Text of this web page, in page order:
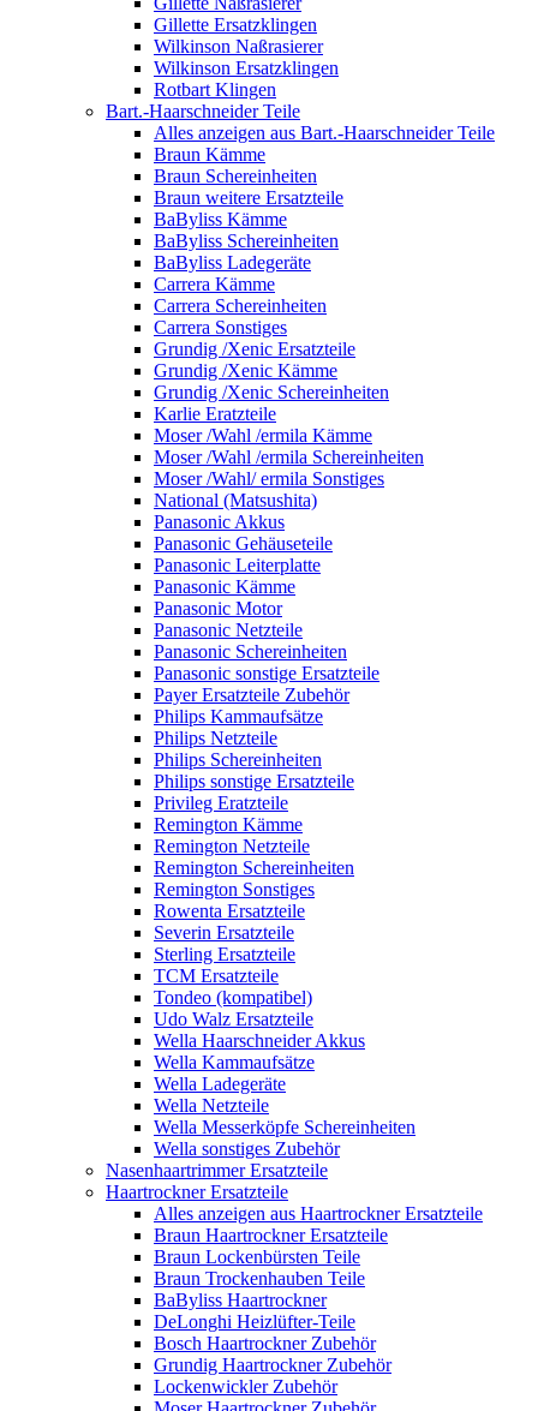
Gillette Ersatzklingen
Wilkinson Naßrasierer
Wilkinson Ersatzklingen
Rotbart Klingen
Bart.-Haarschneider Teile
Alles anzeigen aus Bart.-Haarschneider Teile
Braun Kämme
Braun Schereinheiten
Braun weitere Ersatzteile
BaByliss Kämme
BaByliss Schereinheiten
BaByliss Ladegeräte
Carrera Kämme
Carrera Schereinheiten
Carrera Sonstiges
Grundig /Xenic Ersatzteile
Grundig /Xenic Kämme
Grundig /Xenic Schereinheiten
Karlie Eratzteile
Moser /Wahl /ermila Kämme
Moser /Wahl /ermila Schereinheiten
Moser /Wahl/ ermila Sonstiges
National (Matsushita)
Panasonic Akkus
Panasonic Gehäuseteile
Panasonic Leiterplatte
Panasonic Kämme
Panasonic Motor
Panasonic Netzteile
Panasonic Schereinheiten
Panasonic sonstige Ersatzteile
Payer Ersatzteile Zubehör
Philips Kammaufsätze
Philips Netzteile
Philips Schereinheiten
Philips sonstige Ersatzteile
Privileg Eratzteile
Remington Kämme
Remington Netzteile
Remington Schereinheiten
Remington Sonstiges
Rowenta Ersatzteile
Severin Ersatzteile
Sterling Ersatzteile
TCM Ersatzteile
Tondeo (kompatibel)
Udo Walz Ersatzteile
Wella Haarschneider Akkus
Wella Kammaufsätze
Wella Ladegeräte
Wella Netzteile
Wella Messerköpfe Schereinheiten
Wella sonstiges Zubehör
Nasenhaartrimmer Ersatzteile
Haartrockner Ersatzteile
Alles anzeigen aus Haartrockner Ersatzteile
Braun Haartrockner Ersatzteile
Braun Lockenbürsten Teile
Braun Trockenhauben Teile
BaByliss Haartrockner
DeLonghi Heizlüfter-Teile
Bosch Haartrockner Zubehör
Grundig Haartrockner Zubehör
Lockenwickler Zubehör